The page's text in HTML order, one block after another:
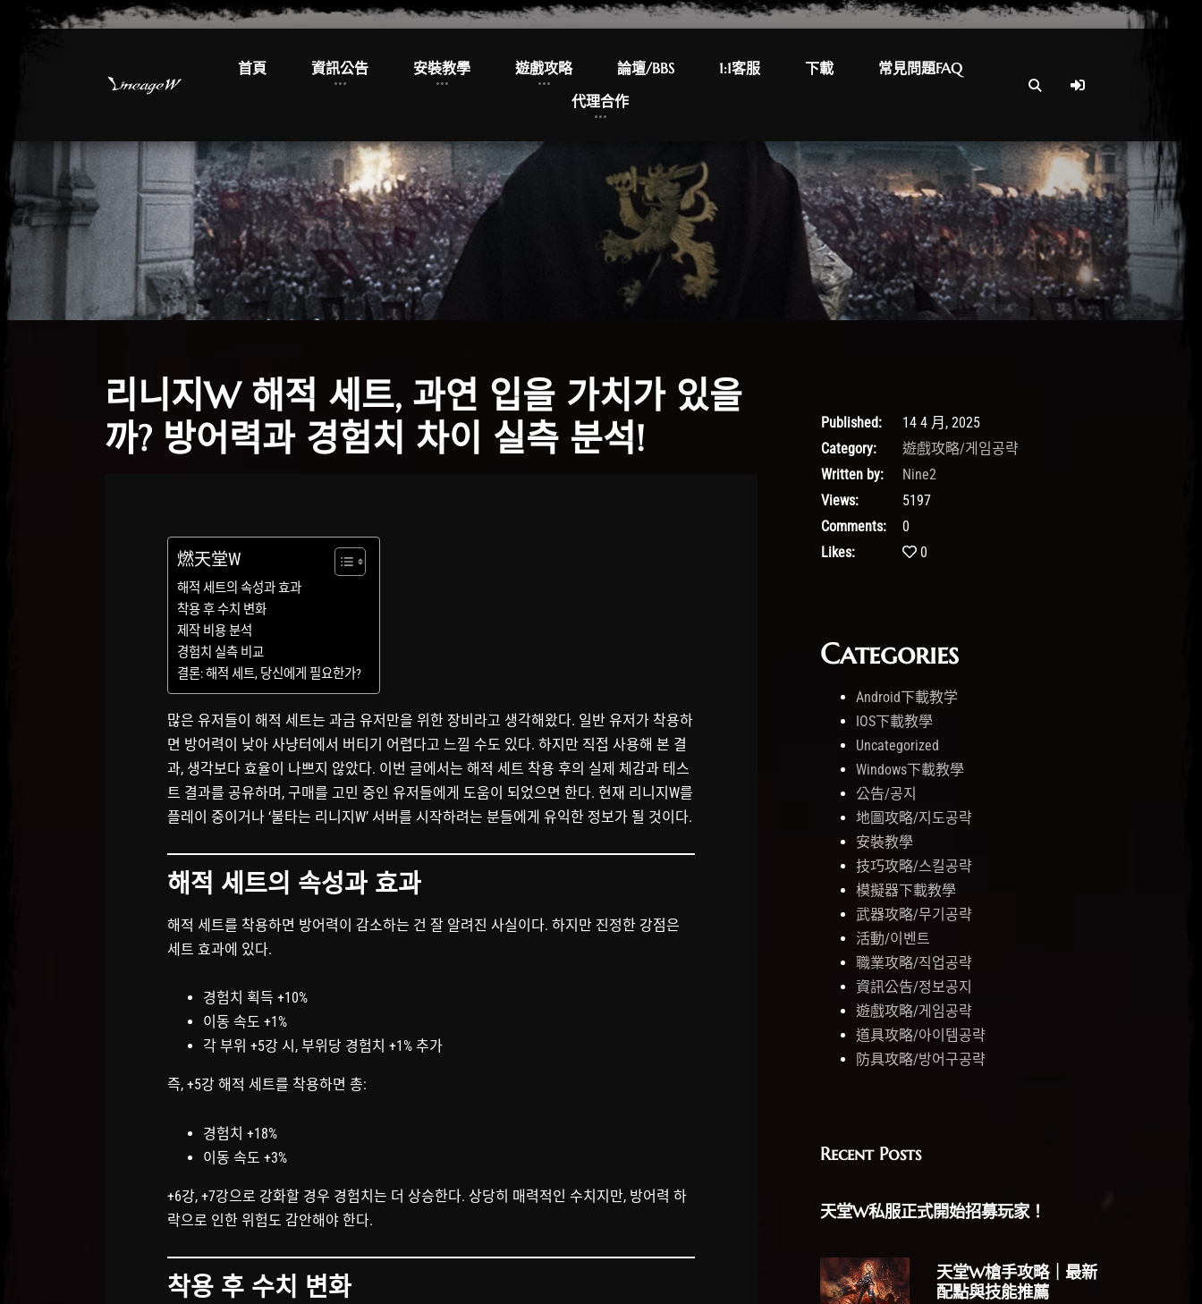
首頁 資訊公告 安裝教學 遊戲攻略 論壇/BBS 1:1客服 下載
常見問題FAQ
代理合作
리니지W 해적 세트, 과연 입을 가치가 있을
까? 방어력과 경험치 차이 실측 분석!
燃天堂W
해적 세트의 속성과 효과
착용 후 수치 변화
제작 비용 분석
경험치 실측 비교
결론: 해적 세트, 당신에게 필요한가?
많은 유저들이 해적 세트는 과금 유저만을 위한 장비라고 생각해왔다. 일반 유저가 착용하
면 방어력이 낮아 사냥터에서 버티기 어렵다고 느낄 수도 있다. 하지만 직접 사용해 본 결
과, 생각보다 효율이 나쁘지 않았다. 이번 글에서는 해적 세트 착용 후의 실제 체감과 테스
트 결과를 공유하며, 구매를 고민 중인 유저들에게 도움이 되었으면 한다. 현재 리니지W를
플레이 중이거나 ‘불타는 리니지W’ 서버를 시작하려는 분들에게 유익한 정보가 될 것이다.
해적 세트의 속성과 효과
해적 세트를 착용하면 방어력이 감소하는 건 잘 알려진 사실이다. 하지만 진정한 강점은
세트 효과에 있다.
경험치 획득 +10%
이동 속도 +1%
각 부위 +5강 시, 부위당 경험치 +1% 추가
즉, +5강 해적 세트를 착용하면 총:
경험치 +18%
이동 속도 +3%
+6강, +7강으로 강화할 경우 경험치는 더 상승한다. 상당히 매력적인 수치지만, 방어력 하
락으로 인한 위험도 감안해야 한다.
착용 후 수치 변화
Published:
14 4 月, 2025
Category:
遊戲攻略/게임공략
Written by:
Nine2
Views:
5197
Comments:
0
Likes:
0
Categories
Android下載教学
IOS下載教學
Uncategorized
Windows下載教學
公告/공지
地圖攻略/지도공략
安裝教學
技巧攻略/스킬공략
模擬器下載教學
武器攻略/무기공략
活動/이벤트
職業攻略/직업공략
資訊公告/정보공지
遊戲攻略/게임공략
道具攻略/아이템공략
防具攻略/방어구공략
Recent Posts
天堂W私服正式開始招募玩家！
天堂W槍手攻略｜最新
配點與技能推薦